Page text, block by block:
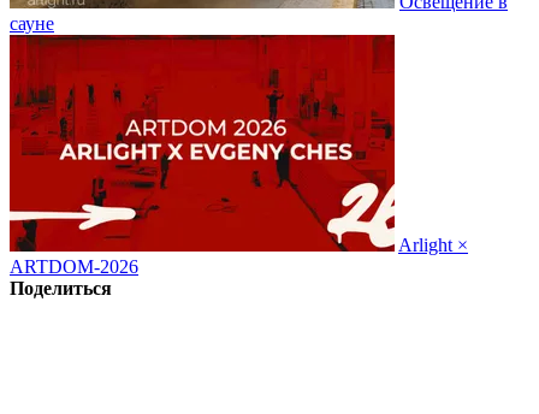
сауне
Arlight ×
ARTDOM-2026
Поделиться